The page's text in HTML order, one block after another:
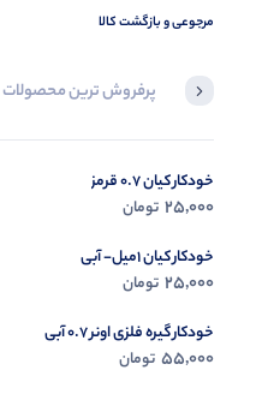
مرجوعی و بازگشت کالا
پرفروش ترین محصولات
خودکار کیان 0.7 قرمز
25,000 تومان
خودکار کیان 1میل- آبی
25,000 تومان
خودکار گیره فلزی اونر 0.7 آبی
55,000 تومان